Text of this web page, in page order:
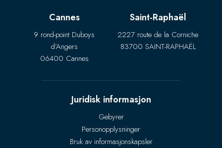
Cannes
9 rond-point Duboys
d’Angers
06400 Cannes
Saint-Raphaël
2227 route de la Corniche
83700 SAINT-RAPHAËL
Juridisk informasjon
Gebyrer
Personopplysninger
Bruk av informasjonskapsler